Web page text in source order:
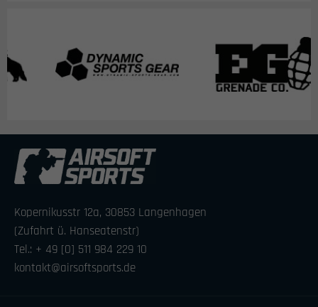
Kopernikusstr 12a, 30853 Langenhagen
(Zufahrt ü. Hanseatenstr)
Tel.: + 49 [0] 511 984 229 10
kontakt@airsoftsports.de